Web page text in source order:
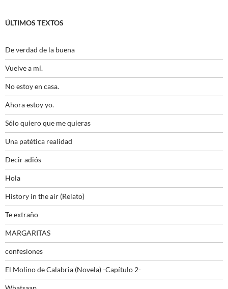
ÚLTIMOS TEXTOS
De verdad de la buena
Vuelve a mí.
No estoy en casa.
Ahora estoy yo.
Sólo quiero que me quieras
Una patética realidad
Decir adiós
Hola
History in the air (Relato)
Te extraño
MARGARITAS
confesiones
El Molino de Calabria (Novela) -Capítulo 2-